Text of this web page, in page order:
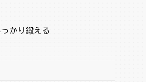
かり鍛える
コンテンツを表示する